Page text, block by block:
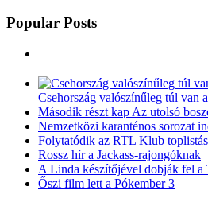
Popular Posts
Csehország valószínűleg túl van
Második részt kap Az utolsó
Nemzetközi karanténos sorozat
Folytatódik az RTL Klub
Rossz hír a Jackass-rajongóknak
A Linda készítőjével dobják fel a
Őszi film lett a Pókember 3